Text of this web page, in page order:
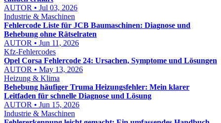
AUTOR • Jul 03, 2026
Industrie & Maschinen
Fehlercode Liste für JCB Baumaschinen: Diagnose und
Behebung ohne Rätselraten
AUTOR • Jun 11, 2026
Kfz-Fehlercodes
Opel Corsa Fehlercode 24: Ursachen, Symptome und Lösungen
AUTOR • May 13, 2026
Heizung & Klima
Behebung häufiger Truma Heizungsfehler: Mein klarer
Leitfaden für schnelle Diagnose und Lösung
AUTOR • Jun 15, 2026
Industrie & Maschinen